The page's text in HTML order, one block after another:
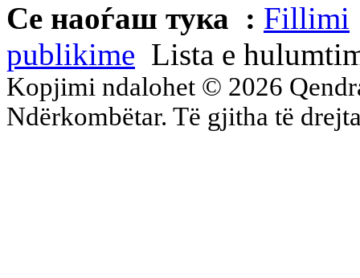
Се наоѓаш тука : Fillimi
publikime Lista e
Kopjimi ndalohet © 2026
Ndërkombëtar. Të gjitha të